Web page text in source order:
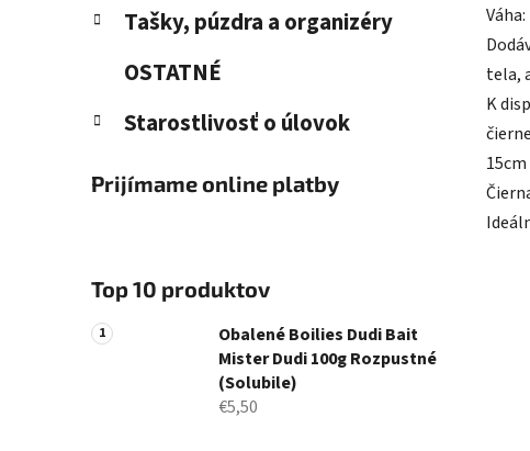
Tašky, púzdra a organizéry
OSTATNÉ
Starostlivosť o úlovok
Prijímame online platby
Top 10 produktov
Obalené Boilies Dudi Bait
Mister Dudi 100g Rozpustné
(Solubile)
€5,50
tela,
K